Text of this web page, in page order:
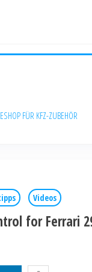
SHOP FÜR KFZ-ZUBEHÖR
Videos
for Ferrari